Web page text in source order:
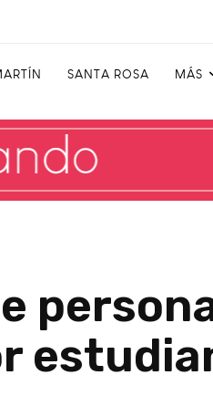
SANTA ROSA MÁS